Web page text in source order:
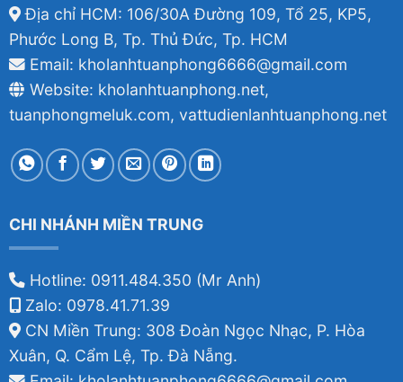
Địa chỉ HCM: 106/30A Đường 109, Tổ 25, KP5,
Phước Long B, Tp. Thủ Đức, Tp. HCM
Email: kholanhtuanphong6666@gmail.com
Website: kholanhtuanphong.net,
tuanphongmeluk.com, vattudienlanhtuanphong.net
CHI NHÁNH MIỀN TRUNG
Hotline: 0911.484.350 (Mr Anh)
Zalo: 0978.41.71.39
CN Miền Trung: 308 Đoàn Ngọc Nhạc, P. Hòa
Xuân, Q. Cẩm Lệ, Tp. Đà Nẵng.